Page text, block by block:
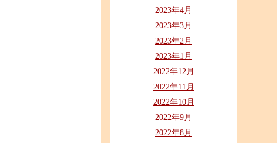
2023年4月
2023年3月
2023年2月
2023年1月
2022年12月
2022年11月
2022年10月
2022年9月
2022年8月